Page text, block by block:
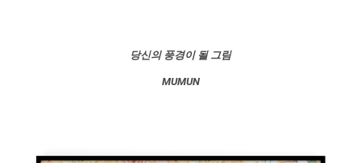
당신의 풍경이 될 그림
MUMUN